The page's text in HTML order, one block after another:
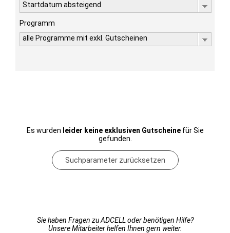
Startdatum absteigend
Programm
alle Programme mit exkl. Gutscheinen
Es wurden leider keine exklusiven Gutscheinefür Sie
gefunden.
Suchparameter zurücksetzen
Sie haben Fragen zu ADCELL oder benötigen Hilfe?
Unsere Mitarbeiter helfen Ihnen gern weiter.